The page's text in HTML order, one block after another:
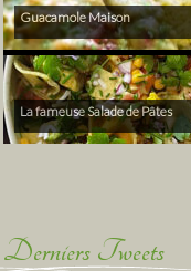
Guacamole Maison
La fameuse Salade de Pâtes
Derniers Tweets